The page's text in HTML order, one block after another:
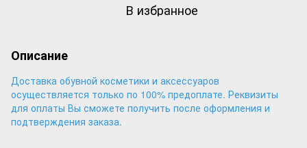
В избранное
Описание
Доставка обувной косметики и аксессуаров
осуществляется только по 100% предоплате. Реквизиты
для оплаты Вы сможете получить после оформления и
подтверждения заказа.